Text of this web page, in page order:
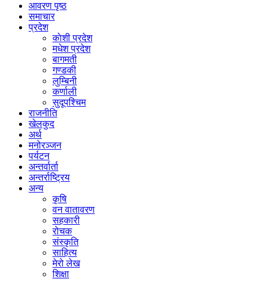
आवरण पृष्‍ठ
समाचार
प्रदेश
काेशी प्रदेश
मधेश प्रदेश
बागमती
गण्डकी
लुम्बिनी
कर्णाली
सुदूपश्‍चिम
राजनीति
खेलकुद
अर्थ
मनोरञ्‍जन
पर्यटन
अन्तर्वार्ता
अन्तर्राष्‍ट्रिय
अन्य
कृषि
वन वातावरण
सहकारी
रोचक
संस्कृति
साहित्य
मेरो लेख
शिक्षा